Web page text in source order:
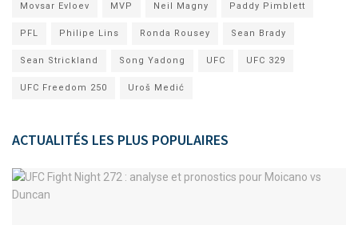
Movsar Evloev MVP Neil Magny Paddy Pimblett
PFL Philipe Lins Ronda Rousey Sean Brady
Sean Strickland Song Yadong UFC UFC 329
UFC Freedom 250 Uroš Medić
ACTUALITÉS LES PLUS POPULAIRES